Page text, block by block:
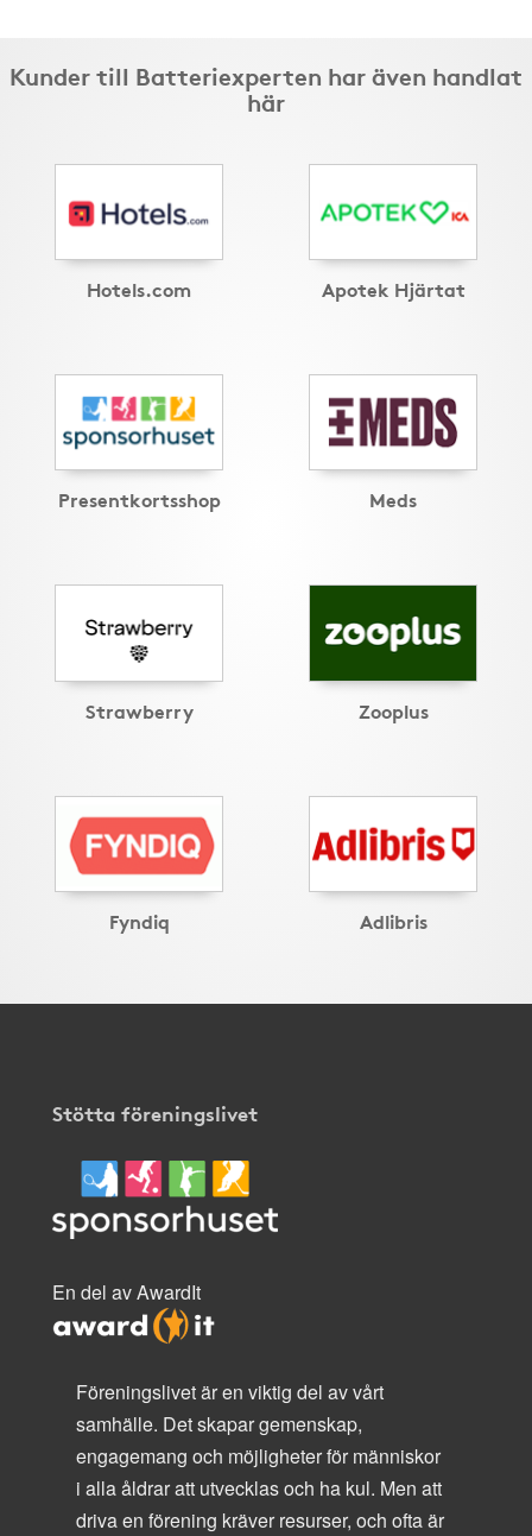
Kunder till Batteriexperten har även handlat
här
Hotels.com Apotek Hjärtat
Presentkortsshop Meds
Strawberry Zooplus
Fyndiq Adlibris
Stötta föreningslivet
En del av AwardIt
Föreningslivet är en viktig del av vårt
samhälle. Det skapar gemenskap,
engagemang och möjligheter för människor
i alla åldrar att utvecklas och ha kul. Men att
driva en förening kräver resurser, och ofta är